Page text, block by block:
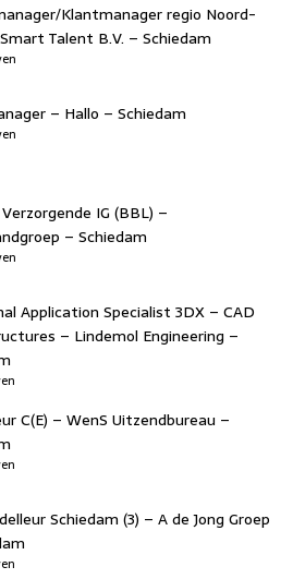
Klantmanager regio Noord-
Talent B.V. – Schiedam
– Hallo – Schiedam
IG (BBL) –
– Schiedam
Application Specialist 3DX – CAD
– Lindemol Engineering –
C(E) – WenS Uitzendbureau –
Schiedam (3) – A de Jong Groep